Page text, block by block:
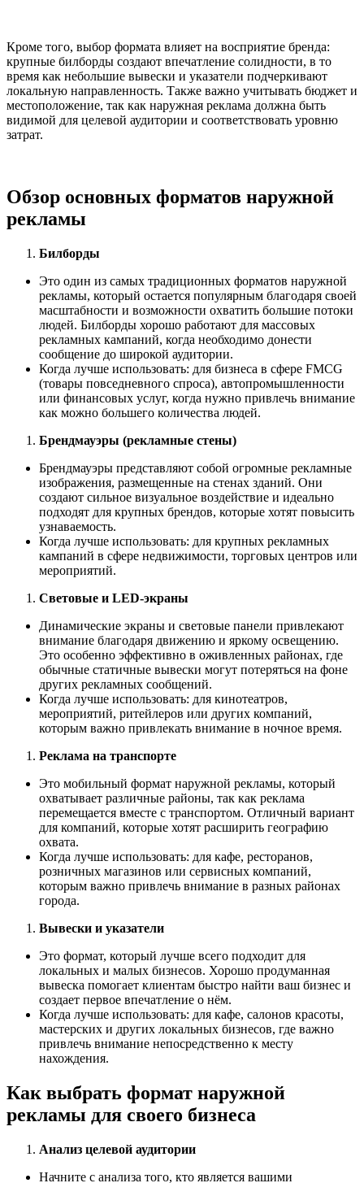
Кроме того, выбор формата влияет на восприятие бренда:
крупные билборды создают впечатление солидности, в то
время как небольшие вывески и указатели подчеркивают
локальную направленность. Также важно учитывать бюджет и
местоположение, так как наружная реклама должна быть
видимой для целевой аудитории и соответствовать уровню
затрат.
Обзор основных форматов наружной
рекламы
Билборды
Это один из самых традиционных форматов наружной
рекламы, который остается популярным благодаря своей
масштабности и возможности охватить большие потоки
людей. Билборды хорошо работают для массовых
рекламных кампаний, когда необходимо донести
сообщение до широкой аудитории.
Когда лучше использовать: для бизнеса в сфере FMCG
(товары повседневного спроса), автопромышленности
или финансовых услуг, когда нужно привлечь внимание
как можно большего количества людей.
Брендмауэры (рекламные стены)
Брендмауэры представляют собой огромные рекламные
изображения, размещенные на стенах зданий. Они
создают сильное визуальное воздействие и идеально
подходят для крупных брендов, которые хотят повысить
узнаваемость.
Когда лучше использовать: для крупных рекламных
кампаний в сфере недвижимости, торговых центров или
мероприятий.
Световые и LED-экраны
Динамические экраны и световые панели привлекают
внимание благодаря движению и яркому освещению.
Это особенно эффективно в оживленных районах, где
обычные статичные вывески могут потеряться на фоне
других рекламных сообщений.
Когда лучше использовать: для кинотеатров,
мероприятий, ритейлеров или других компаний,
которым важно привлекать внимание в ночное время.
Реклама на транспорте
Это мобильный формат наружной рекламы, который
охватывает различные районы, так как реклама
перемещается вместе с транспортом. Отличный вариант
для компаний, которые хотят расширить географию
охвата.
Когда лучше использовать: для кафе, ресторанов,
розничных магазинов или сервисных компаний,
которым важно привлечь внимание в разных районах
города.
Вывески и указатели
Это формат, который лучше всего подходит для
локальных и малых бизнесов. Хорошо продуманная
вывеска помогает клиентам быстро найти ваш бизнес и
создает первое впечатление о нём.
Когда лучше использовать: для кафе, салонов красоты,
мастерских и других локальных бизнесов, где важно
привлечь внимание непосредственно к месту
нахождения.
Как выбрать формат наружной
рекламы для своего бизнеса
Анализ целевой аудитории
Начните с анализа того, кто является вашими